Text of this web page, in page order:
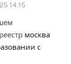
14:15
москва
с